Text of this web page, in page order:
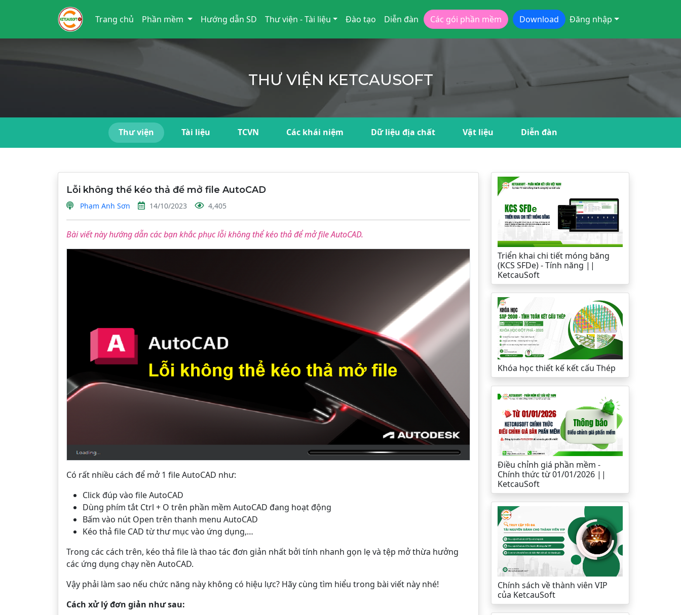
Trang chủ Phần mềm Hướng dẫn SD Thư viện - Tài liệu Đào tạo Diễn đàn Các gói phần mềm Download Đăng nhập
THƯ VIỆN KETCAUSOFT
Thư viện Tài liệu TCVN Các khái niệm Dữ liệu địa chất Vật liệu Diễn đàn
Lỗi không thể kéo thả để mở file AutoCAD
Phạm Anh Sơn 14/10/2023 4,405
Bài viết này hướng dẫn các bạn khắc phục lỗi không thể kéo thả để mở file AutoCAD.
Có rất nhiều cách để mở 1 file AutoCAD như:
Click đúp vào file AutoCAD
Dùng phím tắt Ctrl + O trên phần mềm AutoCAD đang hoạt động
Bấm vào nút Open trên thanh menu AutoCAD
Kéo thả file CAD từ thư mục vào ứng dụng,…
Trong các cách trên, kéo thả file là thao tác đơn giản nhất bởi tính nhanh gọn lẹ và tệp mở thừa hưởng
các ứng dụng chạy nền AutoCAD.
Vậy phải làm sao nếu chức năng này không có hiệu lực? Hãy cùng tìm hiểu trong bài viết này nhé!
Cách xử lý đơn giản như sau:
Triển khai chi tiết móng băng
(KCS SFDe) - Tính năng ||
KetcauSoft
Khóa học thiết kế kết cấu Thép
Điều chỉnh giá phần mềm -
Chính thức từ 01/01/2026 ||
KetcauSoft
Chính sách về thành viên VIP
của KetcauSoft